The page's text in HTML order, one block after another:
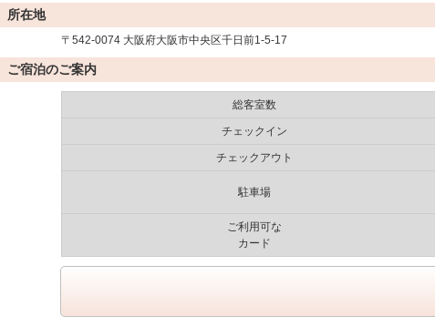
所在地
〒542-0074 大阪府大阪市中央区千日前1-5-17
ご宿泊のご案内
総客室数
チェックイン
チェックアウト
駐車場
ご利用可な
カード